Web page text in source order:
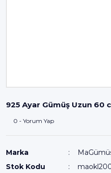
925 Ayar Gümüş Uzun 60
0 - Yorum Yap
Marka
Stok Kodu